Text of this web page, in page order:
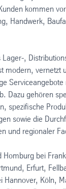
kommen
Handwerk,
Lager-,
modern, vernetzt
Dazu gehören
spezifische
sowie die
und regionaler
Homburg bei
Erfurt,
Hannover, Köln,